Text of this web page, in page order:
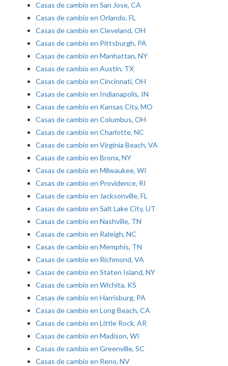
Casas de cambio en San Jose, CA
Casas de cambio en Orlando, FL
Casas de cambio en Cleveland, OH
Casas de cambio en Pittsburgh, PA
Casas de cambio en Manhattan, NY
Casas de cambio en Austin, TX
Casas de cambio en Cincinnati, OH
Casas de cambio en Indianapolis, IN
Casas de cambio en Kansas City, MO
Casas de cambio en Columbus, OH
Casas de cambio en Charlotte, NC
Casas de cambio en Virginia Beach, VA
Casas de cambio en Bronx, NY
Casas de cambio en Milwaukee, WI
Casas de cambio en Providence, RI
Casas de cambio en Jacksonville, FL
Casas de cambio en Salt Lake City, UT
Casas de cambio en Nashville, TN
Casas de cambio en Raleigh, NC
Casas de cambio en Memphis, TN
Casas de cambio en Richmond, VA
Casas de cambio en Staten Island, NY
Casas de cambio en Wichita, KS
Casas de cambio en Harrisburg, PA
Casas de cambio en Long Beach, CA
Casas de cambio en Little Rock, AR
Casas de cambio en Madison, WI
Casas de cambio en Greenville, SC
Casas de cambio en Reno, NV